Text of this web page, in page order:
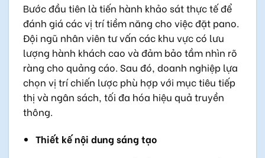
Bước đầu tiên là tiến hành khảo sát thực tế để
đánh giá các vị trí tiềm năng cho việc đặt pano.
Đội ngũ nhân viên tư vấn các khu vực có lưu
lượng hành khách cao và đảm bảo tầm nhìn rõ
ràng cho quảng cáo. Sau đó, doanh nghiệp lựa
chọn vị trí chiến lược phù hợp với mục tiêu tiếp
thị và ngân sách, tối đa hóa hiệu quả truyền
thông.
Thiết kế nội dung sáng tạo